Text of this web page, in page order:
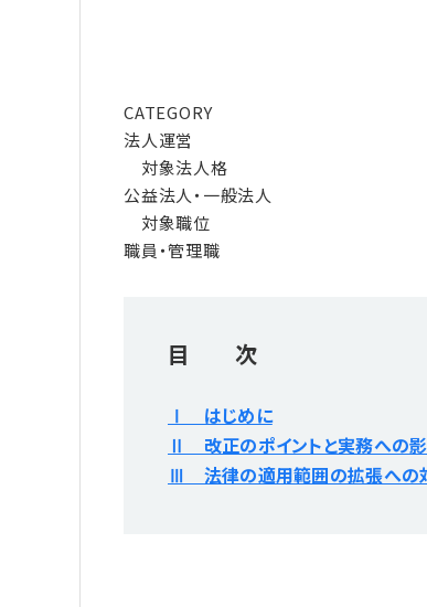
CATEGORY
法人運営
対象法人格
公益法人・一般法人
対象職位
職員・管理職
目 次
Ⅰ はじめに
Ⅱ 改正のポイントと実務への
Ⅲ 法律の適用範囲の拡張への